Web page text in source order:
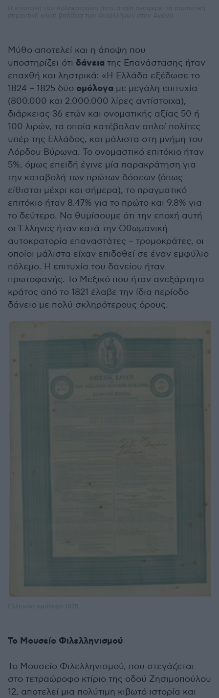
Μύθο αποτελεί και η άποψη που
υποστηρίζει ότι δάνεια της Επανάστασης ήταν
επαχθή και ληστρικά: «Η Ελλάδα εξέδωσε το
1824 – 1825 δύο ομόλογα με μεγάλη επιτυχία
(800.000 και 2.000.000 λίρες αντίστοιχα),
διάρκειας 36 ετών και ονοματικής αξίας 50 ή
100 λιρών, τα οποία κατέβαλαν απλοί πολίτες
υπέρ της Ελλάδος, και μάλιστα στη μνήμη του
Λόρδου Βύρωνα. Το ονομαστικό επιτόκιο ήταν
5%, όμως επειδή έγινε μία παρακράτηση για
την καταβολή των πρώτων δόσεων (όπως
είθισται μέχρι και σήμερα), το πραγματικό
επιτόκιο ήταν 8.47% για το πρώτο και 9.8% για
το δεύτερο. Να θυμίσουμε ότι την εποχή αυτή
οι Έλληνες ήταν κατά την Οθωμανική
αυτοκρατορία επαναστάτες – τρομοκράτες, οι
οποίοι μάλιστα είχαν επιδοθεί σε έναν εμφύλιο
πόλεμο. Η επιτυχία του δανείου ήταν
πρωτοφανής. Το Μεξικό που ήταν ανεξάρτητο
κράτος από το 1821 έλαβε την ίδια περίοδο
δάνειο με πολύ σκληρότερους όρους.
Το Μουσείο Φιλελληνισμού
Το Μουσείο Φιλελληνισμού, που στεγάζεται
στο τετραώροφο κτίριο της οδού Ζησιμοπούλου
12, αποτελεί μια πολύτιμη κιβωτό ιστορία και